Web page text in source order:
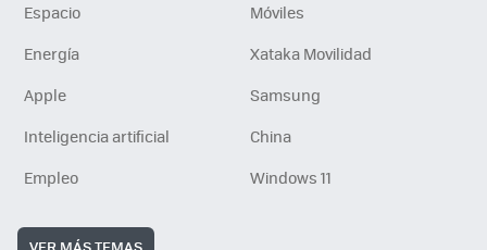
Espacio
Móviles
Energía
Xataka Movilidad
Apple
Samsung
Inteligencia artificial
China
Empleo
Windows 11